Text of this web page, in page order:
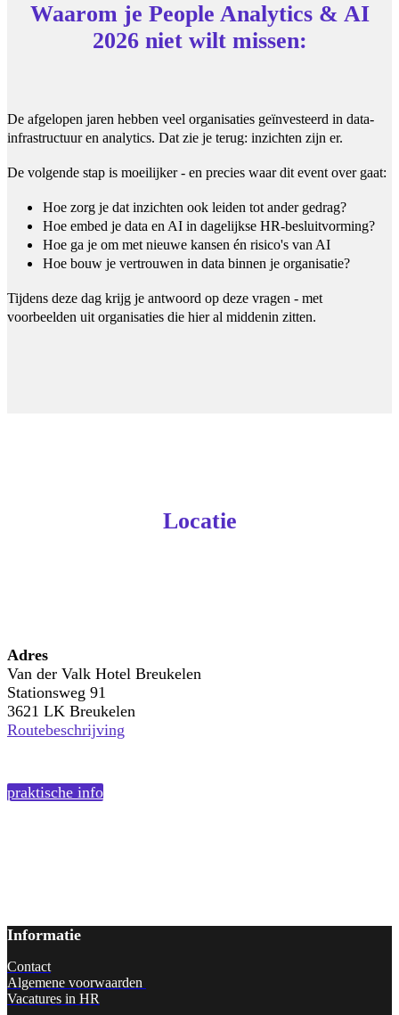
Waarom je People Analytics & AI
2026 niet wilt missen:
De afgelopen jaren hebben veel organisaties geïnvesteerd in data-
infrastructuur en analytics. Dat zie je terug: inzichten zijn er.
De volgende stap is moeilijker - en precies waar dit event over gaat:
Hoe zorg je dat inzichten ook leiden tot ander gedrag?
Hoe embed je data en AI in dagelijkse HR-besluitvorming?
Hoe ga je om met nieuwe kansen én risico's van AI
Hoe bouw je vertrouwen in data binnen je organisatie?
Tijdens deze dag krijg je antwoord op deze vragen - met
voorbeelden uit organisaties die hier al middenin zitten.
Locatie
Adres
Van der Valk Hotel Breukelen
Stationsweg 91
3621 LK Breukelen
Routebeschrijving
praktische info
Informatie
Contact
Algemene voorwaarden
Vacatures in HR